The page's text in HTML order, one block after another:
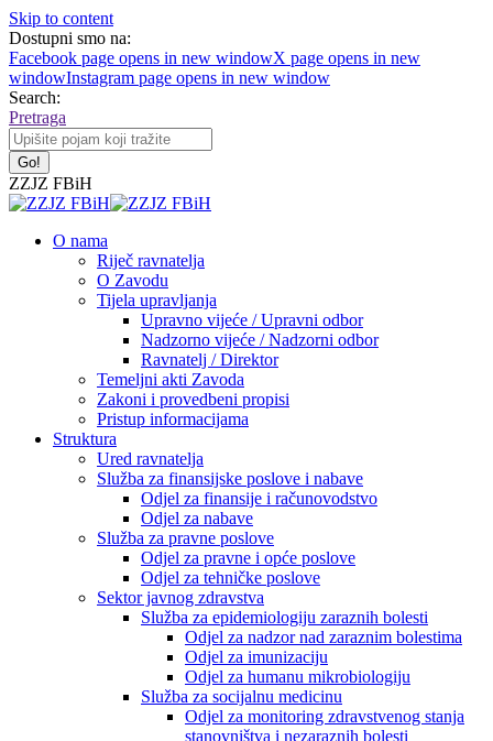
Skip to content
Dostupni smo na:
Facebook page opens in new windowX page opens in new
windowInstagram page opens in new window
Search:
Pretraga
ZZJZ FBiH
O nama
Riječ ravnatelja
O Zavodu
Tijela upravljanja
Upravno vijeće / Upravni odbor
Nadzorno vijeće / Nadzorni odbor
Ravnatelj / Direktor
Temeljni akti Zavoda
Zakoni i provedbeni propisi
Pristup informacijama
Struktura
Ured ravnatelja
Služba za finansijske poslove i nabave
Odjel za finansije i računovodstvo
Odjel za nabave
Služba za pravne poslove
Odjel za pravne i opće poslove
Odjel za tehničke poslove
Sektor javnog zdravstva
Služba za epidemiologiju zaraznih bolesti
Odjel za nadzor nad zaraznim bolestima
Odjel za imunizaciju
Odjel za humanu mikrobiologiju
Služba za socijalnu medicinu
Odjel za monitoring zdravstvenog stanja
stanovništva i nezaraznih bolesti